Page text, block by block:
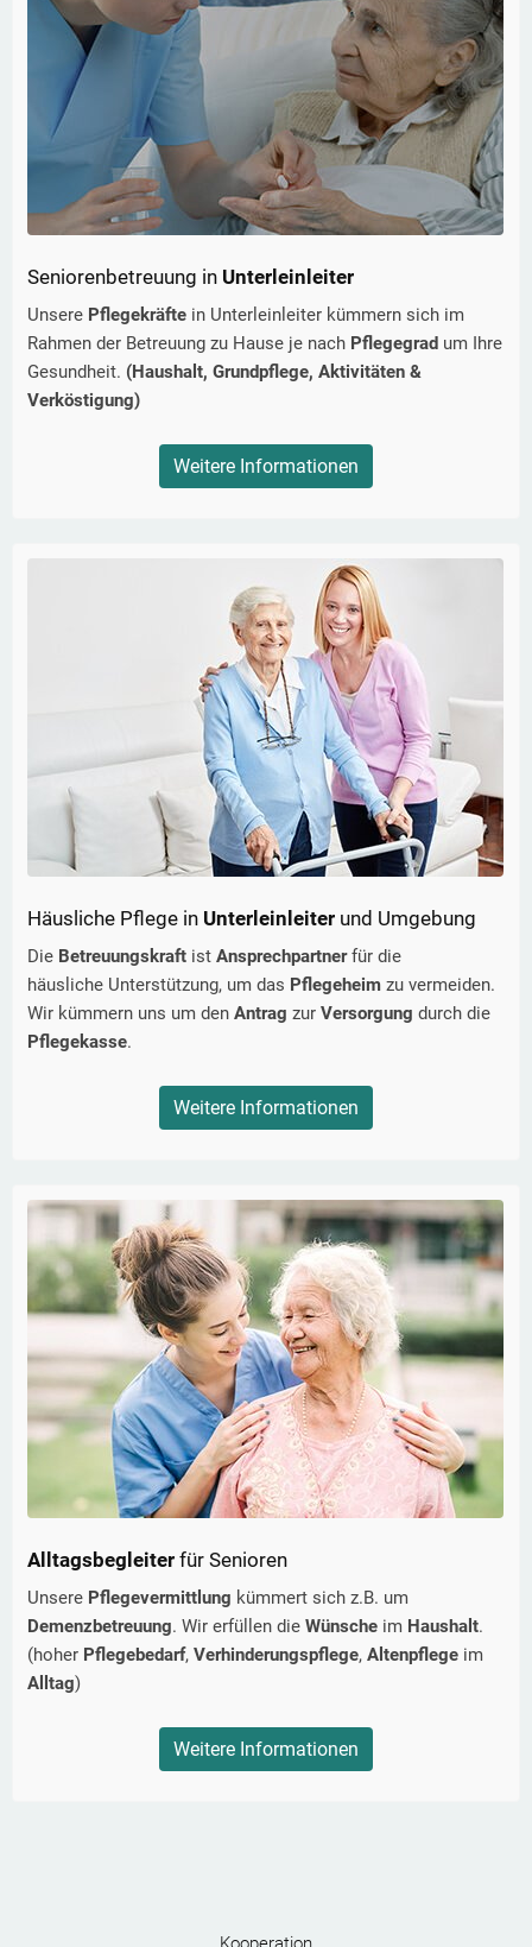
Seniorenbetreuung in Unterleinleiter
Unsere Pflegekräfte in Unterleinleiter kümmern sich im
Rahmen der Betreuung zu Hause je nach Pflegegrad um Ihre
Gesundheit. (Haushalt, Grundpflege, Aktivitäten &
Verköstigung)
Weitere Informationen
Häusliche Pflege in Unterleinleiter und Umgebung
Die Betreuungskraft ist Ansprechpartnerfür die
häusliche Unterstützung, um das Pflegeheim zu vermeiden.
Wir kümmern uns um den Antrag zur Versorgung durch die
Pflegekasse.
Weitere Informationen
Alltagsbegleiter für Senioren
Unsere Pflegevermittlung kümmert sich z.B. um
Demenzbetreuung. Wir erfüllen die Wünsche im Haushalt.
(hoher Pflegebedarf, Verhinderungspflege, Altenpflege im
Alltag)
Weitere Informationen